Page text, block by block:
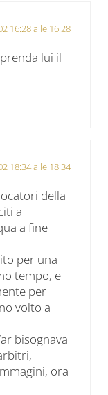
16:28 alle 16:28
lui il
18:34 alle 18:34
della
a
a fine
per una
tempo, e
per
volto a
bisognava
ora